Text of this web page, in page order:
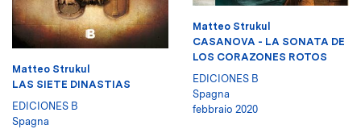
Matteo Strukul
LAS SIETE DINASTIAS
EDICIONES B
Spagna
Matteo Strukul
CASANOVA - LA SONATA DE
LOS CORAZONES ROTOS
EDICIONES B
Spagna
febbraio 2020